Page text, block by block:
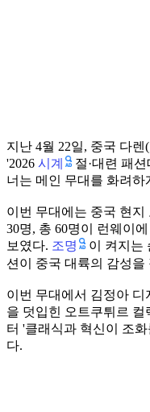
지난 4월 22일, 중국 다
'2026 시계
절·대련 패
너는 메인 무대를 화려하
이번 무대에는 중국 현
30명, 총 60명이 런웨이
보였다. 조명
이 켜지는
션이 중국 대륙의 감성
이번 무대에서 김정아
을 덧입힌 오트쿠튀르
터 '클래식과 혁신이 조
다.